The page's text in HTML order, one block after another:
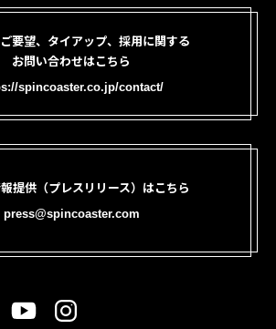
要望、タイアップ、採用に関する
お問い合わせはこちら
spincoaster.co.jp/contact/
提供（プレスリリース）はこちら
press@spincoaster.com